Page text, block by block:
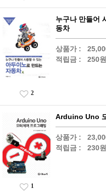
누구나 만들어
동차
상품가 :
적립금 : 250원
2
Arduino Uno
상품가 :
적립금 : 230원
1